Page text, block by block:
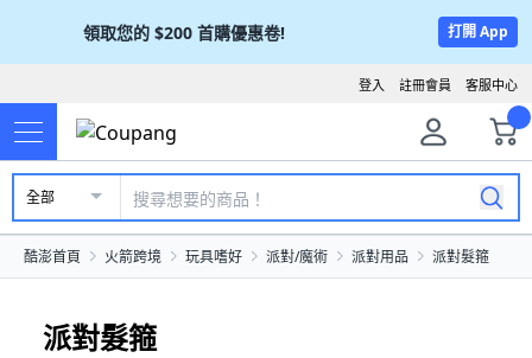
領取您的 $200 首購優惠卷! 打開 App
客服中心
註冊會員
登入
全部
酷澎首頁 火箭跨境 玩具嗜好 派對/魔術 派對用品 派對髮箍
派對髮箍